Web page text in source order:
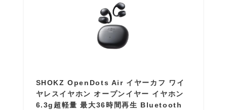
SHOKZ OpenDots Air イヤーカフ ワイ
ヤレスイヤホン オープンイヤー イヤホン
6.3g超軽量 最大36時間再生 Bluetooth